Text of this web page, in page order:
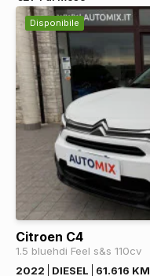
Disponibile
Citroen C4
1.5 bluehdi Feel s&s 110cv
2022
DIESEL 61.616 KM